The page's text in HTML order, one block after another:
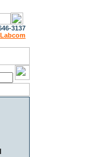
3137
Labcom